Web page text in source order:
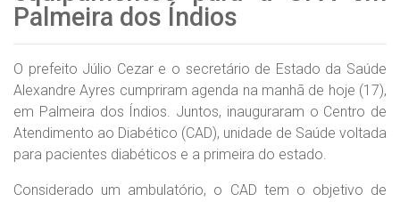
Palmeira dos Índios
O prefeito Júlio Cezar e o secretário de Estado da Saúde
Alexandre Ayres cumpriram agenda na manhã de hoje (17),
em Palmeira dos Índios. Juntos, inauguraram o Centro de
Atendimento ao Diabético (CAD), unidade de Saúde voltada
para pacientes diabéticos e a primeira do estado.
Considerado um ambulatório, o CAD tem o objetivo de